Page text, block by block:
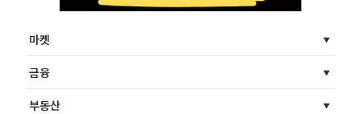
마켓
금융
부동산